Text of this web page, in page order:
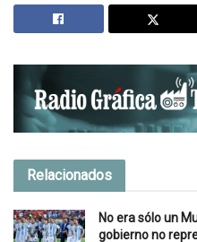
Relacionados
No era sólo un
gobierno no